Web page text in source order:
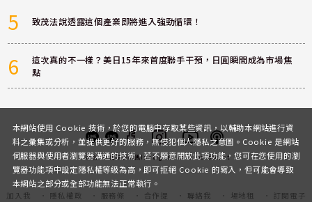
5 致茂法說透露這個產業即將進入強勁循環！
6
這次真的不一樣？美日15年來首度聯手干預，日圓瞬間成為市場焦
點
客服 討論區粉絲團InstagramYoutubePodcast
加入我
隱私權政
服務條
合作提
聯絡我
場地租
訂閱電子
本網站使用 Cookie 技術，於您的電腦中存取某些資訊，以輔助本網站進行資
料之彙集或分析，並提供更好的服務，無侵犯個人隱私之意圖。Cookie 是網站
伺服器與使用者瀏覽器溝通的技術，若不願意開放此項功能，您可在您使用的瀏
覽器功能項中設定隱私權等級為高，即可拒絕 Cookie 的寫入，但可能會導致
本網站之部分或全部功能無法正常執行。